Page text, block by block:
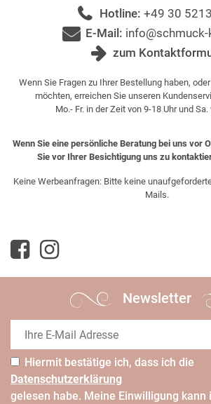
Hotline: +49 30
E-Mail:
zum
Wenn Sie Fragen zu Ihrer Bestellung haben,
möchten, erreichen Sie unseren
Mo.- Fr. in der Zeit von 9-18 Uhr und Sa.
Wenn Sie eine persönliche Beratung bei uns vor
Sie vor Ihrer Besichtigung uns zu
Keine Werbeanfragen: Bitte keine
Mails.
Newsletter
Hiermit bestätige ich, dass ich die
Daten­schutz­erklärung
gelesen habe. Meine Einwilligung kann